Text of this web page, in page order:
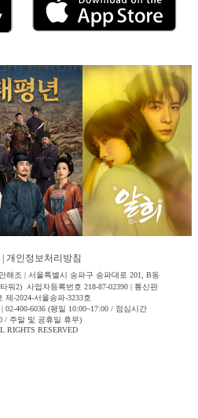
개인정보처리방침
해조 | 서울특별시 송파구 송파대로 201, B동
워2) 사업자등록번호 218-87-02390 | 통신판
제-2024-서울송파-3233호
02-400-6036 (평일 10:00~17:00 / 점심시간
/ 주말 및 공휴일 휴무)
RIGHTS RESERVED